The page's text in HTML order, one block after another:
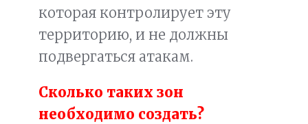
которая контролирует эту
территорию, и не должны
подвергаться атакам.
Сколько таких зон
необходимо создать?